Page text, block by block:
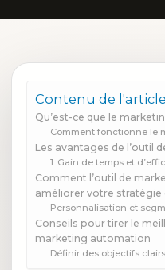
Contenu de
Qu’est-ce que le
Comment fonctionne le
Les avantages de l’outil
1. Gain de temps et
Comment l’outil de
améliorer votre stratégie
Personnalisation et
Conseils pour tirer le
marketing automation
Définir des objectifs clairs